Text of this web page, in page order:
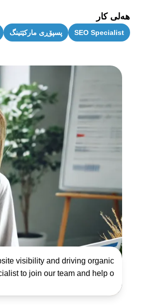
هەلی کار
SEO Specialist پسپۆڕی مارکێتینگ
visibility and driving organic
to join our team and help o...